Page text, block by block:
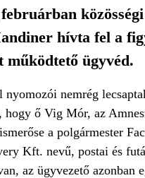
hívta fel a
működtető ügyvéd.
nemrég
ő Vig Mór, az
a polgármester
Kft. nevű, postai és
az ügyvezető